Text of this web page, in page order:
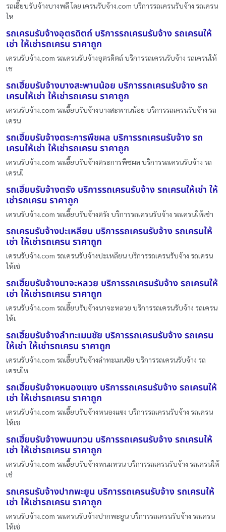
รถเฮี๊ยบรับจ้างบางพลี โดย เครนรับจ้าง.com บริการรถเครนรับจ้าง รถเครน
ให
รถเครนรับจ้างอุตรดิตถ์ บริการรถเครนรับจ้าง รถเครนให้
เช่า ให้เช่ารถเครน ราคาถูก
เครนรับจ้าง.com รถเครนรับจ้างอุตรดิตถ์ บริการรถเครนรับจ้าง รถเครนให้
เช
รถเฮี๊ยบรับจ้างบางสะพานน้อย บริการรถเครนรับจ้าง รถ
เครนให้เช่า ให้เช่ารถเครน ราคาถูก
เครนรับจ้าง.com รถเฮี๊ยบรับจ้างบางสะพานน้อย บริการรถเครนรับจ้าง รถ
เครน
รถเฮี๊ยบรับจ้างตระการพืชผล บริการรถเครนรับจ้าง รถ
เครนให้เช่า ให้เช่ารถเครน ราคาถูก
เครนรับจ้าง.com รถเฮี๊ยบรับจ้างตระการพืชผล บริการรถเครนรับจ้าง รถ
เครนใ
รถเฮี๊ยบรับจ้างตรัง บริการรถเครนรับจ้าง รถเครนให้เช่า ให้
เช่ารถเครน ราคาถูก
เครนรับจ้าง.com รถเฮี๊ยบรับจ้างตรัง บริการรถเครนรับจ้าง รถเครนให้เช่า
รถเครนรับจ้างปะเหลียน บริการรถเครนรับจ้าง รถเครนให้
เช่า ให้เช่ารถเครน ราคาถูก
เครนรับจ้าง.com รถเครนรับจ้างปะเหลียน บริการรถเครนรับจ้าง รถเครน
ให้เช่
รถเฮี๊ยบรับจ้างนาจะหลวย บริการรถเครนรับจ้าง รถเครนให้
เช่า ให้เช่ารถเครน ราคาถูก
เครนรับจ้าง.com รถเฮี๊ยบรับจ้างนาจะหลวย บริการรถเครนรับจ้าง รถเครน
ให้เ
รถเฮี๊ยบรับจ้างลำทะเมนชัย บริการรถเครนรับจ้าง รถเครน
ให้เช่า ให้เช่ารถเครน ราคาถูก
เครนรับจ้าง.com รถเฮี๊ยบรับจ้างลำทะเมนชัย บริการรถเครนรับจ้าง รถ
เครนให
รถเฮี๊ยบรับจ้างหนองแซง บริการรถเครนรับจ้าง รถเครนให้
เช่า ให้เช่ารถเครน ราคาถูก
เครนรับจ้าง.com รถเฮี๊ยบรับจ้างหนองแซง บริการรถเครนรับจ้าง รถเครน
ให้เช
รถเฮี๊ยบรับจ้างพนมทวน บริการรถเครนรับจ้าง รถเครนให้
เช่า ให้เช่ารถเครน ราคาถูก
เครนรับจ้าง.com รถเฮี๊ยบรับจ้างพนมทวน บริการรถเครนรับจ้าง รถเครนให้
เช่
รถเครนรับจ้างปากพะยูน บริการรถเครนรับจ้าง รถเครนให้
เช่า ให้เช่ารถเครน ราคาถูก
เครนรับจ้าง.com รถเครนรับจ้างปากพะยูน บริการรถเครนรับจ้าง รถเครน
ให้เช่